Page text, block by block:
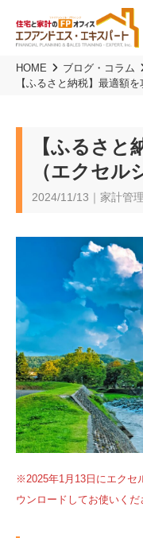
HOME
ブログ・コラム
【ふるさと納税】最適額
【ふるさと
（エクセル
2024/11/13｜家計管理
※2025年1月13日にエクセ
ウンロードしてお使いくだ